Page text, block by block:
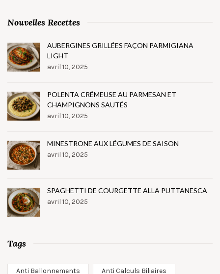
Nouvelles Recettes
AUBERGINES GRILLÉES FAÇON PARMIGIANA
LIGHT
avril 10, 2025
POLENTA CRÉMEUSE AU PARMESAN ET
CHAMPIGNONS SAUTÉS
avril 10, 2025
MINESTRONE AUX LÉGUMES DE SAISON
avril 10, 2025
SPAGHETTI DE COURGETTE ALLA PUTTANESCA
avril 10, 2025
Tags
Anti Ballonnements Anti Calculs Biliaires